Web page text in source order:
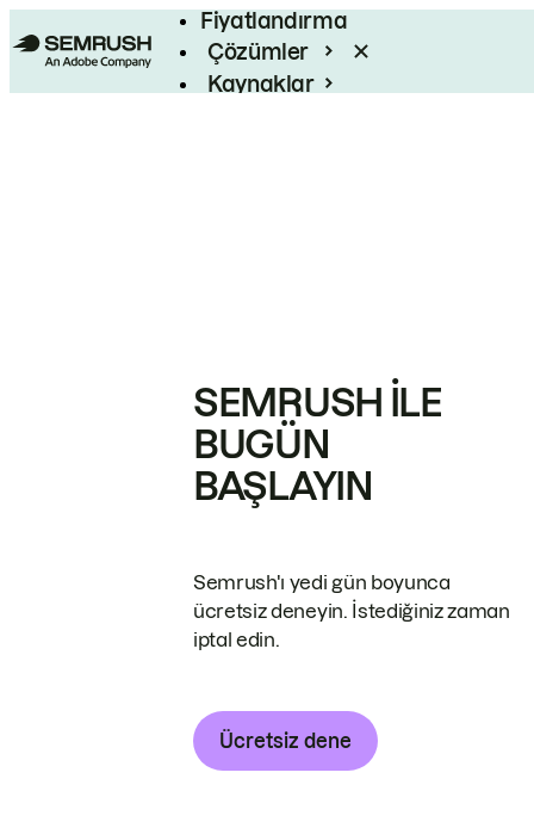
Fiyatlandırma
Çözümler
Kaynaklar
SEMRUSH ILE
BUGÜN
BAŞLAYIN
Semrush'ı yedi gün boyunca
ücretsiz deneyin. İstediğiniz zaman
iptal edin.
Ücretsiz dene